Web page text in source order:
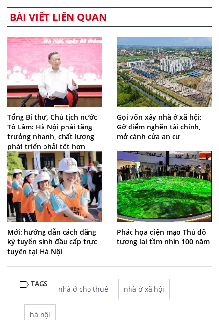
BÀI VIẾT LIÊN QUAN
Tổng Bí thư, Chủ tịch nước
Tô Lâm: Hà Nội phải tăng
trưởng nhanh, chất lượng
phát triển phải tốt hơn
Gọi vốn xây nhà ở xã hội:
Gỡ điểm nghẽn tài chính,
mở cánh cửa an cư
Mới: hướng dẫn cách đăng
ký tuyển sinh đầu cấp trực
tuyến tại Hà Nội
Phác họa diện mạo Thủ đô
tương lai tầm nhìn 100 năm
TAGS
nhà ở cho thuê nhà ở xã hội
hà nội